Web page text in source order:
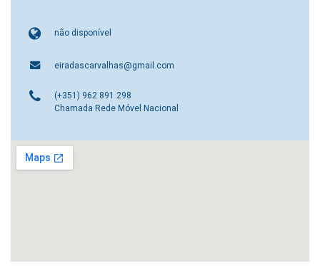
não disponível
eiradascarvalhas@gmail.com
(+351) 962 891 298
Chamada Rede Móvel Nacional